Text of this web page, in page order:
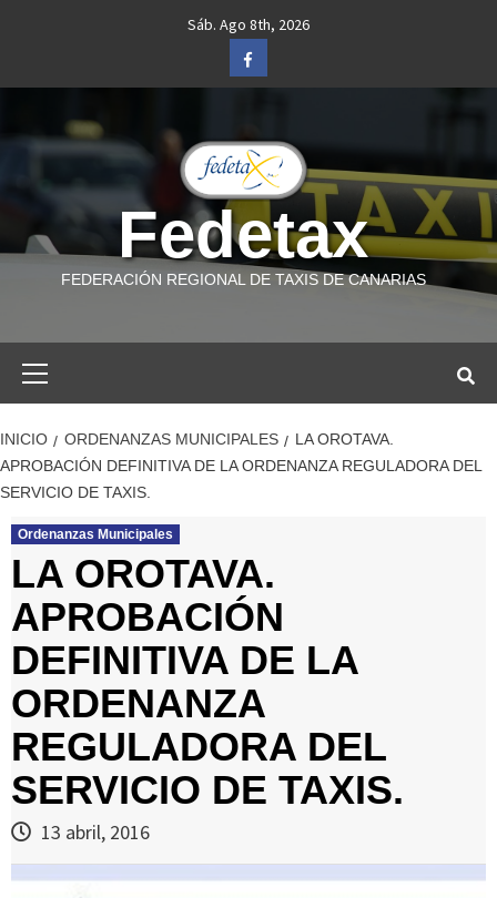
Sáb. Ago 8th, 2026
Facebook
Fedetax
FEDERACIÓN REGIONAL DE TAXIS DE CANARIAS
INICIO ORDENANZAS MUNICIPALES
LA OROTAVA.
APROBACIÓN DEFINITIVA DE LA ORDENANZA REGULADORA DEL
SERVICIO DE TAXIS.
Ordenanzas Municipales
LA OROTAVA.
APROBACIÓN
DEFINITIVA DE LA
ORDENANZA
REGULADORA DEL
SERVICIO DE TAXIS.
13 abril, 2016